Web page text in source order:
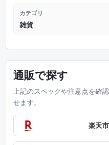
カテゴリ
雑貨
通販で探す
上記のスペックや注意点を確
せます。
楽天